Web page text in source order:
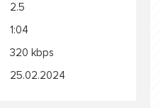
2.5
1:04
320 kbps
25.02.2024